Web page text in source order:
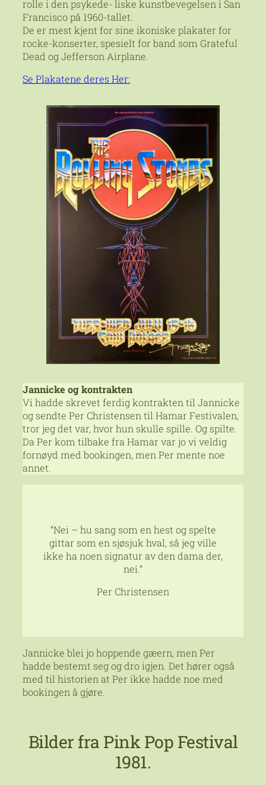
rolle i den psykede- liske kunstbevegelsen i San
Francisco på 1960-tallet.
De er mest kjent for sine ikoniske plakater for
rocke-konserter, spesielt for band som Grateful
Dead og Jefferson Airplane.
Se Plakatene deres Her:
Jannicke og kontrakten
Vi hadde skrevet ferdig kontrakten til Jannicke
og sendte Per Christensen til Hamar Festivalen,
tror jeg det var, hvor hun skulle spille. Og spilte.
Da Per kom tilbake fra Hamar var jo vi veldig
fornøyd med bookingen, men Per mente noe
annet.
“Nei – hu sang som en hest og spelte
gittar som en sjøsjuk hval, så jeg ville
ikke ha noen signatur av den dama der,
nei.”
Per Christensen
Jannicke blei jo hoppende gæern, men Per
hadde bestemt seg og dro igjen. Det hører også
med til historien at Per ikke hadde noe med
bookingen å gjøre.
Bilder fra Pink Pop Festival
1981.